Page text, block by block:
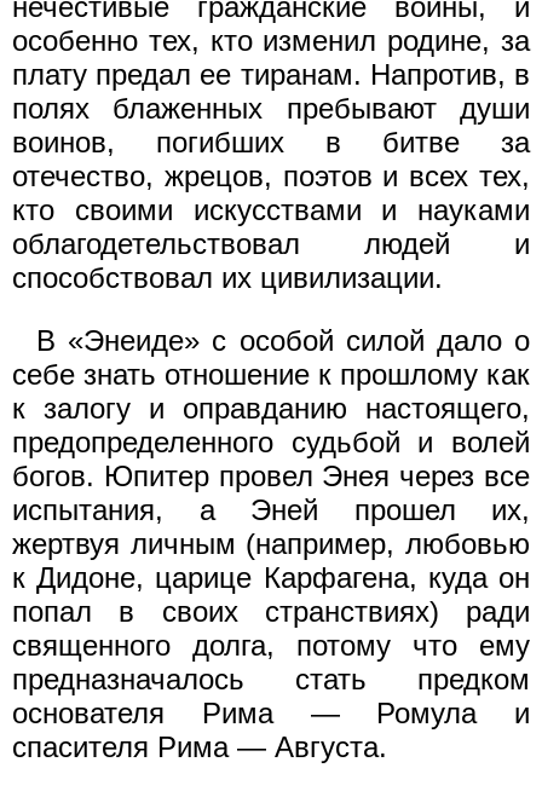
особенно тех, кто изменил родине, за
плату предал ее тиранам. Напротив, в
полях блаженных пребывают души
воинов, погибших в битве за
отечество, жрецов, поэтов и всех тех,
кто своими искусствами и науками
облагодетельствовал людей и
способствовал их цивилизации.
В «Энеиде» с особой силой дало о
себе знать отношение к прошлому как
к залогу и оправданию настоящего,
предопределенного судьбой и волей
богов. Юпитер провел Энея через все
испытания, а Эней прошел их,
жертвуя личным (например, любовью
к Дидоне, царице Карфагена, куда он
попал в своих странствиях) ради
священного долга, потому что ему
предназначалось стать предком
основателя Рима — Ромула и
спасителя Рима — Августа.